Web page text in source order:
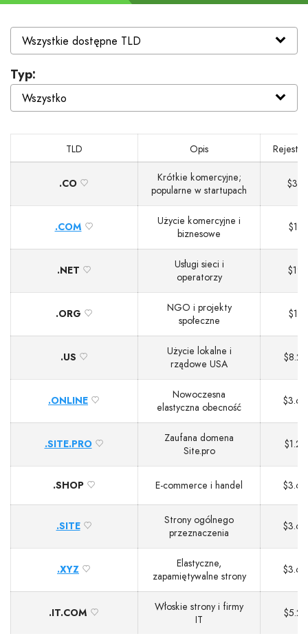
Typ:
TLD Opis
.CO
Krótkie komercyjne;
popularne w startupach
$30
.COM
Użycie komercyjne i
biznesowe
$13
.NET
Usługi sieci i
operatorzy
$19
.ORG
NGO i projekty
społeczne
$12
.US
Użycie lokalne i
rządowe USA
$8.20
.ONLINE
Nowoczesna
elastyczna obecność
$3.60
.SITE.PRO
Zaufana domena
Site.pro
$1.20
.SHOP E‑commerce i handel $3.60
.SITE
Strony ogólnego
przeznaczenia
$3.60
.XYZ
Elastyczne,
zapamiętywalne strony
$3.60
.IT.COM
Włoskie strony i firmy
IT
$5.20